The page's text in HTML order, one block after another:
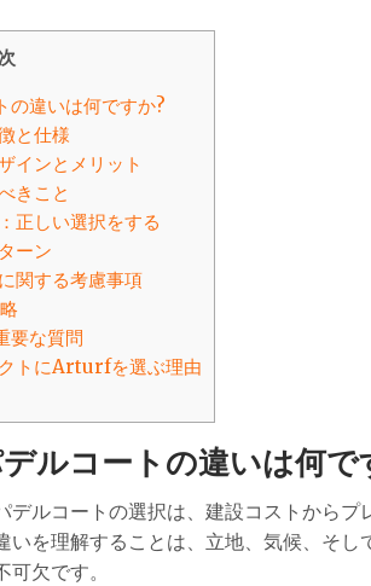
の違いは何ですか?
と仕様
インとメリット
きこと
正しい選択をする
ーン
関する考慮事項
要な質問
トにArturfを選ぶ理由
ルコートの違いは何で
デルコートの選択は、建設コストから
いを理解することは、立地、気候、そ
欠です。